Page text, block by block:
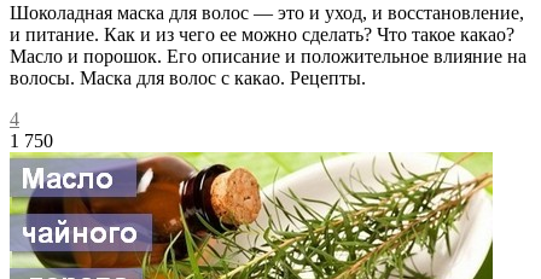
Шоколадная маска для волос — это и уход, и восстановление,
и питание. Как и из чего ее можно сделать? Что такое какао?
Масло и порошок. Его описание и положительное влияние на
волосы. Маска для волос с какао. Рецепты.
4
1 750